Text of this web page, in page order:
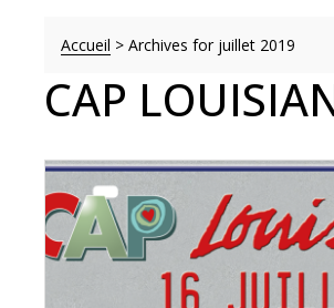
Accueil > Archives for juillet 2019
CAP